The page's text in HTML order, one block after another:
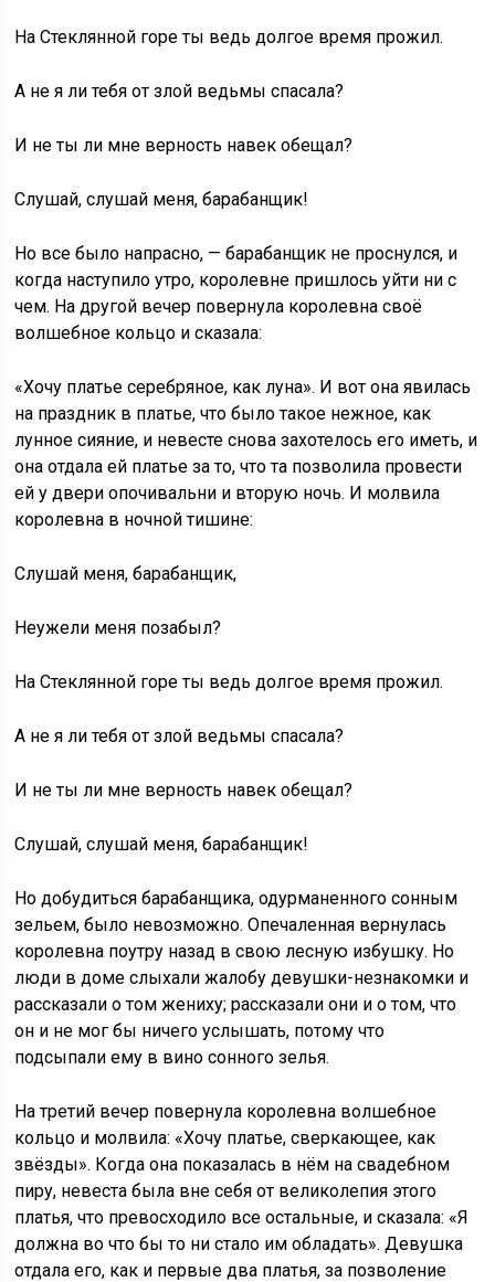
На Стеклянной горе ты ведь долгое время прожил.
А не я ли тебя от злой ведьмы спасала?
И не ты ли мне верность навек обещал?
Слушай, слушай меня, барабанщик!
Но все было напрасно, — барабанщик не проснулся, и
когда наступило утро, королевне пришлось уйти ни с
чем. На другой вечер повернула королевна своё
волшебное кольцо и сказала:
«Хочу платье серебряное, как луна». И вот она явилась
на праздник в платье, что было такое нежное, как
лунное сияние, и невесте снова захотелось его иметь, и
она отдала ей платье за то, что та позволила провести
ей у двери опочивальни и вторую ночь. И молвила
королевна в ночной тишине:
Слушай меня, барабанщик,
Неужели меня позабыл?
На Стеклянной горе ты ведь долгое время прожил.
А не я ли тебя от злой ведьмы спасала?
И не ты ли мне верность навек обещал?
Слушай, слушай меня, барабанщик!
Но добудиться барабанщика, одурманенного сонным
зельем, было невозможно. Опечаленная вернулась
королевна поутру назад в свою лесную избушку. Но
люди в доме слыхали жалобу девушки-незнакомки и
рассказали о том жениху; рассказали они и о том, что
он и не мог бы ничего услышать, потому что
подсыпали ему в вино сонного зелья.
На третий вечер повернула королевна волшебное
кольцо и молвила: «Хочу платье, сверкающее, как
звёзды». Когда она показалась в нём на свадебном
пиру, невеста была вне себя от великолепия этого
платья, что превосходило все остальные, и сказала: «Я
должна во что бы то ни стало им обладать». Девушка
отдала его, как и первые два платья, за позволение